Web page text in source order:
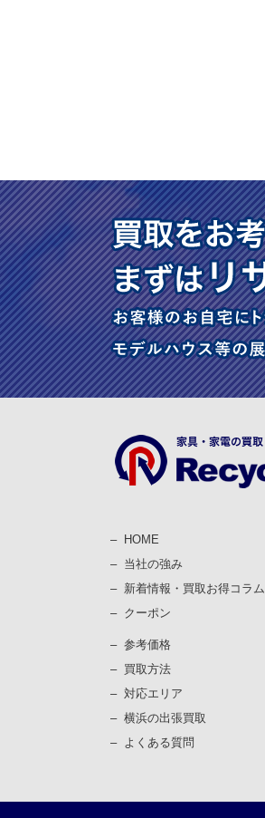
HOME
当社の強み
新着情報・買取お得コラム
クーポン
参考価格
買取⽅法
対応エリア
横浜の出張買取
よくある質問